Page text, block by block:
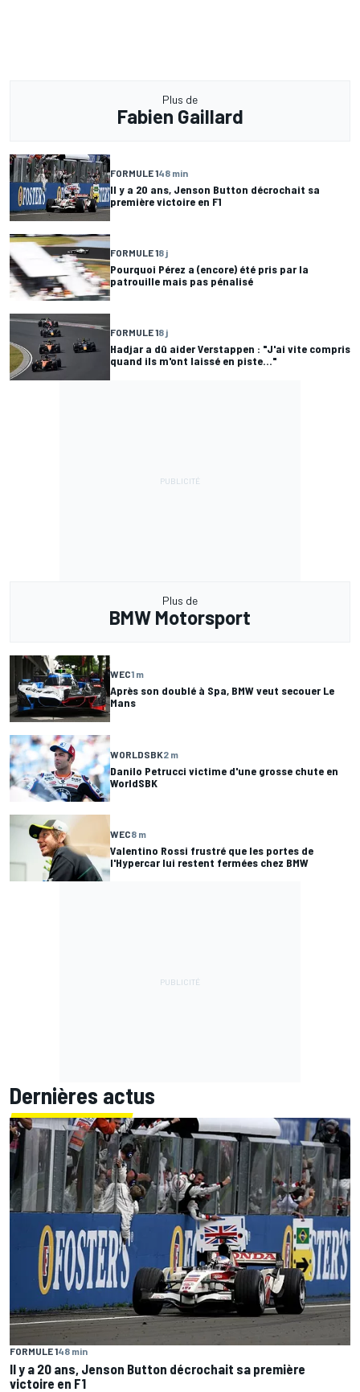
Plus de
Fabien Gaillard
FORMULE 148 min
Il y a 20 ans, Jenson Button décrochait sa
première victoire en F1
FORMULE 18 j
Pourquoi Pérez a (encore) été pris par la
patrouille mais pas pénalisé
FORMULE 18 j
Hadjar a dû aider Verstappen : "J'ai vite compris
quand ils m'ont laissé en piste..."
Plus de
BMW Motorsport
WEC1 m
Après son doublé à Spa, BMW veut secouer Le
Mans
WORLDSBK2 m
Danilo Petrucci victime d'une grosse chute en
WorldSBK
WEC8 m
Valentino Rossi frustré que les portes de
l'Hypercar lui restent fermées chez BMW
Dernières actus
FORMULE 148 min
Il y a 20 ans, Jenson Button décrochait sa première
victoire en F1